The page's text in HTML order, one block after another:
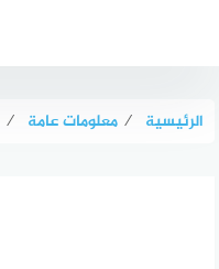
الرئيسية ⁄ معلومات عامة ⁄